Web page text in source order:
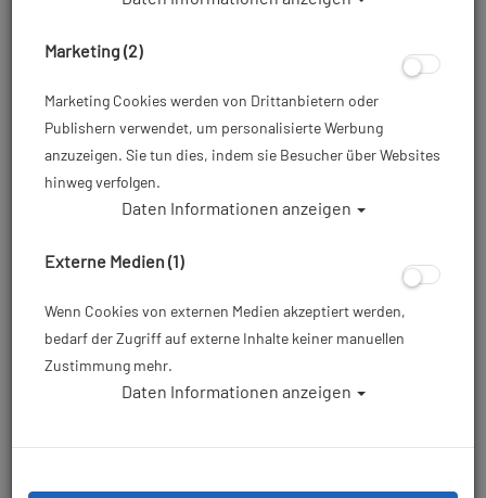
Verlängerungsarmband 24mm XL
ab47,00 €*
Marketing (2)
Marketing Cookies werden von Drittanbietern oder
Publishern verwendet, um personalisierte Werbung
anzuzeigen. Sie tun dies, indem sie Besucher über Websites
hinweg verfolgen.
Daten Informationen anzeigen
Externe Medien (1)
Wenn Cookies von externen Medien akzeptiert werden,
bedarf der Zugriff auf externe Inhalte keiner manuellen
Zustimmung mehr.
Daten Informationen anzeigen